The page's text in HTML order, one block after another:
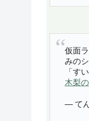
仮面
みの
「す
木梨
— て